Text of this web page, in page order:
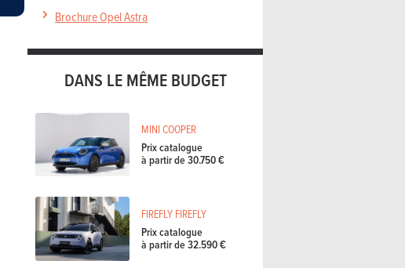
Brochure Opel Astra
DANS LE MÊME BUDGET
MINI COOPER
Prix catalogue
à partir de 30.750 €
FIREFLY FIREFLY
Prix catalogue
à partir de 32.590 €